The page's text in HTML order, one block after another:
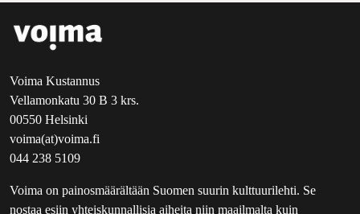
Voima Kustannus
Vellamonkatu 30 B 3 krs.
00550 Helsinki
voima(at)voima.fi
044 238 5109
Voima on painosmäärältään Suomen suurin kulttuurilehti. Se
nostaa esiin yhteiskunnallisia aiheita niin maailmalta kuin